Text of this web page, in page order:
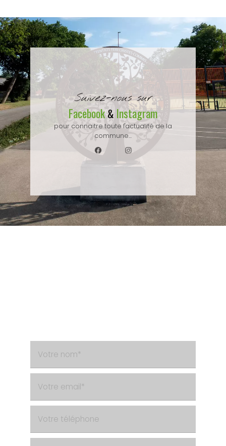
Suivez-nous sur
Facebook& Instagram
pour connaitre toute l'actualité de la
commune...